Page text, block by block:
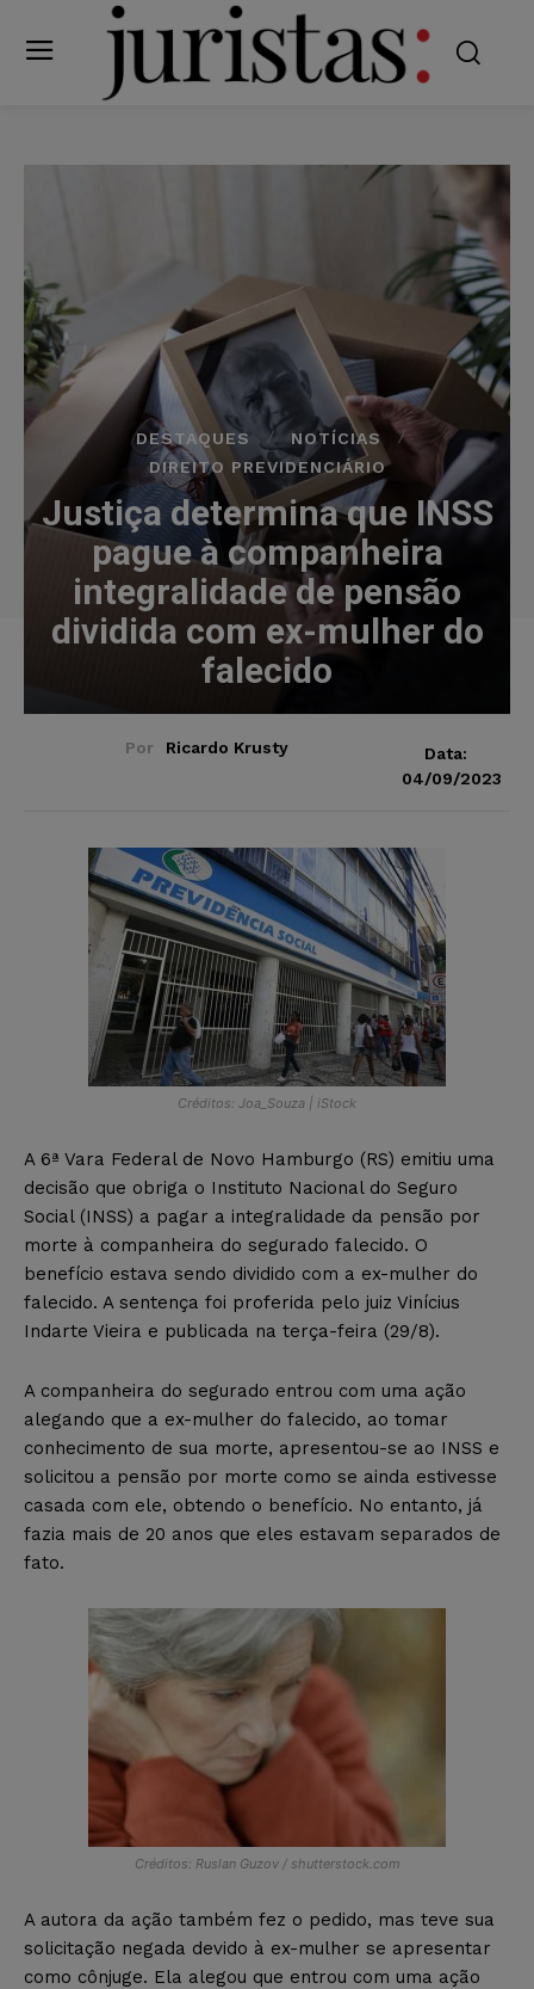
DESTAQUES
NOTÍCIAS
DIREITO PREVIDENCIÁRIO
Justiça determina que INSS
pague à companheira
integralidade de pensão
dividida com ex-mulher do
falecido
Por Ricardo Krusty
Data:
04/09/2023
Créditos: Joa_Souza | iStock
A 6ª Vara Federal de Novo Hamburgo (RS) emitiu uma
decisão que obriga o Instituto Nacional do Seguro
Social (INSS) a pagar a integralidade da pensão por
morte à companheira do segurado falecido. O
benefício estava sendo dividido com a ex-mulher do
falecido. A sentença foi proferida pelo juiz Vinícius
Indarte Vieira e publicada na terça-feira (29/8).
A companheira do segurado entrou com uma ação
alegando que a ex-mulher do falecido, ao tomar
conhecimento de sua morte, apresentou-se ao INSS e
solicitou a pensão por morte como se ainda estivesse
casada com ele, obtendo o benefício. No entanto, já
fazia mais de 20 anos que eles estavam separados de
fato.
Créditos: Ruslan Guzov / shutterstock.com
A autora da ação também fez o pedido, mas teve sua
solicitação negada devido à ex-mulher se apresentar
como cônjuge. Ela alegou que entrou com uma ação